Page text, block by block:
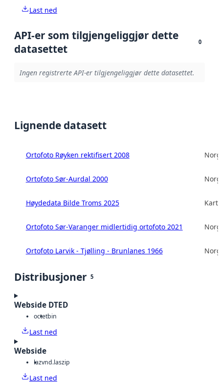
Last ned
API-er som tilgjengeliggjør dette
datasettet
0
Ingen registrerte API-er tilgjengeliggjør dette datasettet.
Lignende datasett
Ortofoto Røyken rektifisert 2008
Ortofoto Sør-Aurdal 2000
Høydedata Bilde Troms 2025
Ortofoto Sør-Varanger midlertidig ortofoto 2021
Ortofoto Larvik - Tjølling - Brunlanes 1966
Distribusjoner 5
Webside DTED
octetbin
Last ned
Webside
lazvnd.laszip
Last ned